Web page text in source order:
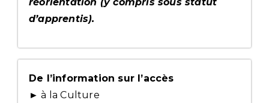
d’apprentis).
De l’information sur l’accès
► à la Culture